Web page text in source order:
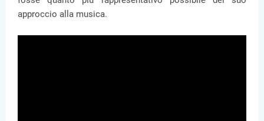
approccio alla musica.